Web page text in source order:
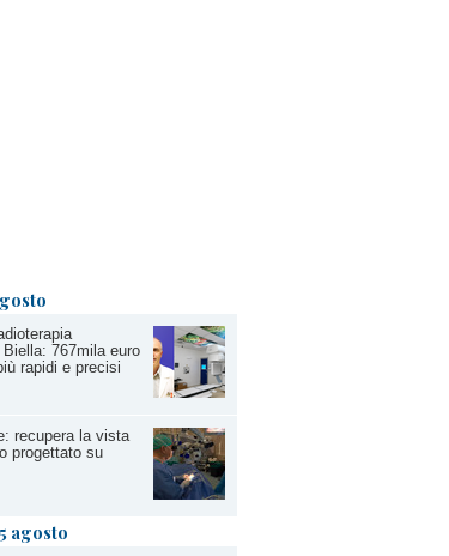
767mila euro
rapidi e precisi
recupera la vista
progettato su
agosto